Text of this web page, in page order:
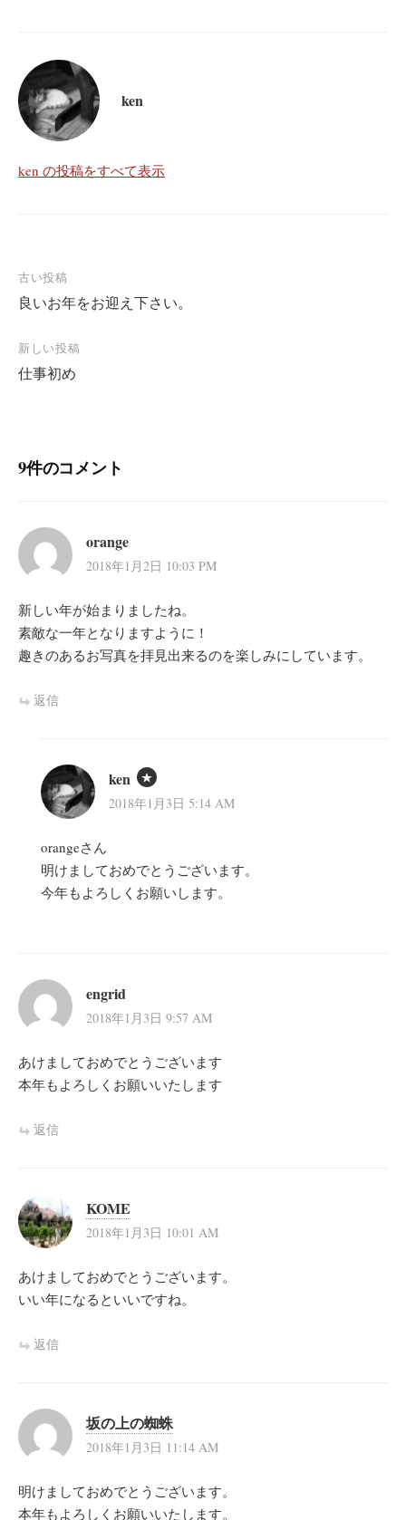
ken
ken の投稿をすべて表示
投
稿
ナ
ビ
ゲ
ョ
古い投稿
良いお年をお迎え下さい。
新しい投稿
仕事初め
9件のコメント
orange
2018年1月2日 10:03 PM
新しい年が始まりましたね。
素敵な一年となりますように！
趣きのあるお写真を拝見出来るのを楽しみにしています。
返信
ken
2018年1月3日 5:14 AM
orangeさん
明けましておめでとうございます。
今年もよろしくお願いします。
engrid
2018年1月3日 9:57 AM
あけましておめでとうございます
本年もよろしくお願いいたします
返信
KOME
2018年1月3日 10:01 AM
あけましておめでとうございます。
いい年になるといいですね。
返信
坂の上の蜘蛛
2018年1月3日 11:14 AM
明けましておめでとうございます。
本年もよろしくお願いいたします。